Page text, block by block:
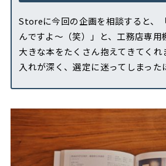
Storeに今回の企画を相談すると、
んですよ〜（笑）」と、工務店専
大きな本をたくさん抱えてきてく
入れが深く、選定に迷ってしまった